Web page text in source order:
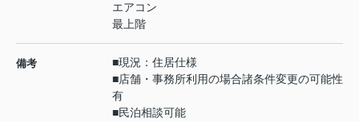
エアコン
最上階
備考
■現況：住居仕様
■店舗・事務所利用の場合諸条件変更の可能性
有
■民泊相談可能